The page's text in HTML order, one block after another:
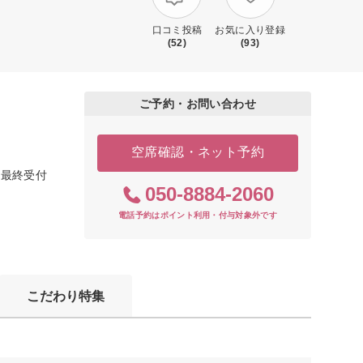
口コミ投稿
(52)
お気に入り登録
(93)
終受付
ご予約・お問い合わせ
空席確認・ネット予約
050-8884-2060
電話予約はポイント利用・付与対象外です
こだわり特集